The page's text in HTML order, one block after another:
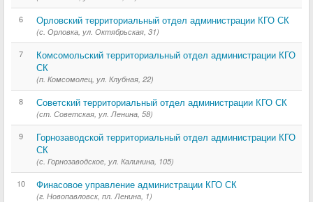
6 Орловский территориальный отдел администрации КГО СК
(с. Орловка, ул. Октябрьская, 31)
7
Комсомольский территориальный отдел администрации КГО
СК
(п. Комсомолец, ул. Клубная, 22)
8 Советский территориальный отдел администрации КГО СК
(ст. Советская, ул. Ленина, 58)
9
Горнозаводской территориальный отдел администрации КГО
СК
(с. Горнозаводское, ул. Калинина, 105)
10 Финасовое управление администрации КГО СК
(г. Новопавловск, пл. Ленина, 1)